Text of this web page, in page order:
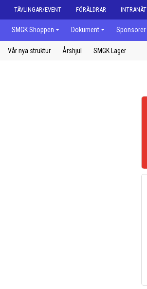
TÄVLINGAR/EVENT FÖRÄLDRAR INTRANÄT
SMGK Shoppen Dokument Sponsorer
Vår nya struktur Årshjul SMGK Läger